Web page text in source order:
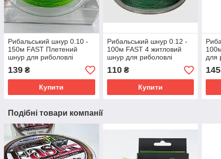
Рибальський шнур 0.10 -
150м FAST Плетений
шнур для риболовлі
139 ₴
Купити
Рибальський шнур 0.12 -
100м FAST 4 житловий
шнур для риболовлі
110₴
Купити
для
145
Подібні товари компанії